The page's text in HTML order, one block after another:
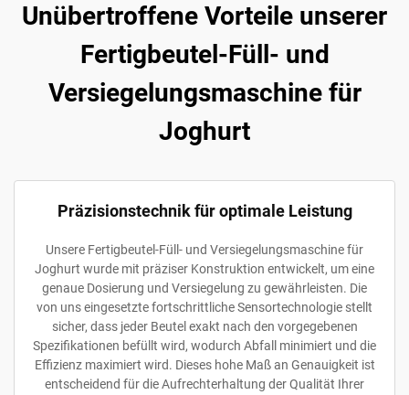
Unübertroffene Vorteile unserer
Fertigbeutel-Füll- und
Versiegelungsmaschine für
Joghurt
Präzisionstechnik für optimale Leistung
Unsere Fertigbeutel-Füll- und Versiegelungsmaschine für
Joghurt wurde mit präziser Konstruktion entwickelt, um eine
genaue Dosierung und Versiegelung zu gewährleisten. Die
von uns eingesetzte fortschrittliche Sensortechnologie stellt
sicher, dass jeder Beutel exakt nach den vorgegebenen
Spezifikationen befüllt wird, wodurch Abfall minimiert und die
Effizienz maximiert wird. Dieses hohe Maß an Genauigkeit ist
entscheidend für die Aufrechterhaltung der Qualität Ihrer